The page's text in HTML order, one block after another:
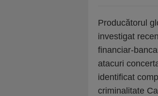
Producătorul
investigat
financiar-
atacuri
identificat
criminalitate